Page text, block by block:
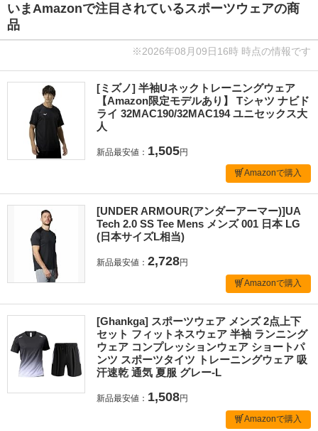
いまAmazonで注目されているスポーツウェアの商
品
※2026年08月09日16時 時点の情報です
[ミズノ] 半袖Uネックトレーニングウェア
【Amazon限定モデルあり】 Tシャツ ナビド
ライ 32MAC190/32MAC194 ユニセックス大
人
新品最安値： 1,505円
Amazonで購入
[UNDER ARMOUR(アンダーアーマー)]UA
Tech 2.0 SS Tee Mens メンズ 001 日本 LG
(日本サイズL相当)
新品最安値： 2,728円
Amazonで購入
[Ghankga] スポーツウェア メンズ 2点上下
セット フィットネスウェア 半袖 ランニング
ウェア コンプレッションウェア ショートパ
ンツ スポーツタイツ トレーニングウェア 吸
汗速乾 通気 夏服 グレー-L
新品最安値： 1,508円
Amazonで購入